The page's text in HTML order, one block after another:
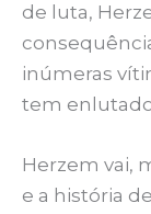
de luta,
inúmeras
tem
Herzem vai,
e a história